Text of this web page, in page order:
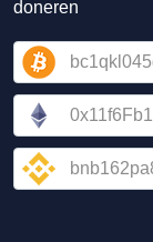
doneren